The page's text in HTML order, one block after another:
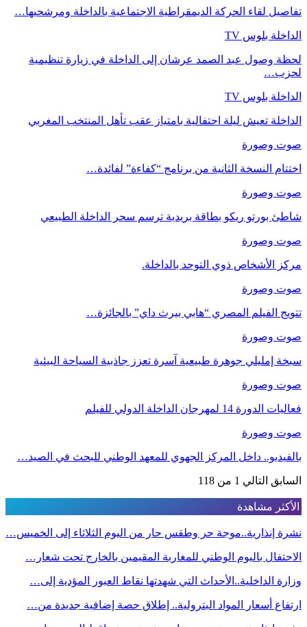
تفاصيل لقاء الحركة الديمقراطية الاجتماعية بالداخلة ومرشحيها…
الداخلة بلوس TV
لحظة وصول عبد الصمد عرشان إلى الداخلة في زيارة تنظيمية
لحزب…
الداخلة بلوس TV
الداخلة تعيش ليلة احتفالية بامتياز عقب تأهل المنتخب المغربي
صوت وصورة
اختتام النسخة الثانية من برنامج “كفاءة” لفائدة…
صوت وصورة
شاطئ بورتو ريكو بطاقة بريدية ترسم سحر الداخلة الطبيعي
صوت وصورة
مركز الأشخاص ذوي التوحد بالداخلة.
صوت وصورة
تتويج الفيلم المصري “هابي بيرث داي” بالجائزة…
صوت وصورة
سبخة إمليلي جوهرة طبيعية آسرة تعزز جاذبية السياحة البيئية
صوت وصورة
فعاليات الدورة 14 لمهرجان الداخلة الدولي للفيلم
صوت وصورة
بالفيديو.. داخل المركز الجهوي للمعهد الوطني للبحث في الصيد…
السابق التالي 1 من 118
الأكثر مشاهدة
نشرة إنذارية..موجة حر وطقس حار من اليوم الثلاثاء إلى الخميس…
الاحتفال باليوم الوطني للمغاربة المقيمين بالخارج تحت شعار…
وزارة الداخلية..الأحداث التي شهدتها نقاط العبور المؤدية إلى…
ارتفاع أسعار المواد البترولية.. إطلاق حصة إضافية جديدة من…